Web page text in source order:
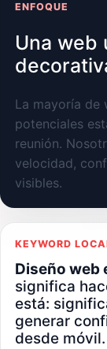
ENFOQUE
Una web
La mayoría de
potenciales
reunión.
velocidad,
visibles.
KEYWORD
Diseño web
significa
está:
generar
desde móvil.